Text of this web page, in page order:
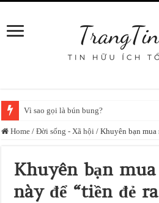
Vì sao gọi là bún bung?
Home / Đời sống - Xã hội / Khuyên bạn mua
Khuyên bạn
này để “tiền đẻ